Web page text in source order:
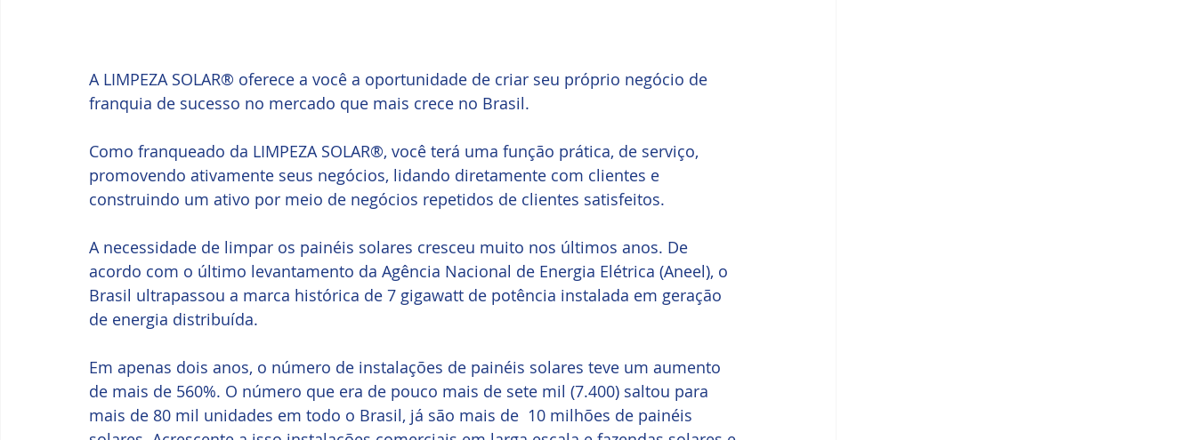
A LIMPEZA SOLAR® oferece a você a oportunidade de criar seu próprio negócio de
franquia de sucesso no mercado que mais crece no Brasil.
Como franqueado da LIMPEZA SOLAR®, você terá uma função prática, de serviço,
promovendo ativamente seus negócios, lidando diretamente com clientes e
construindo um ativo por meio de negócios repetidos de clientes satisfeitos.
A necessidade de limpar os painéis solares cresceu muito nos últimos anos. De
acordo com o último levantamento da Agência Nacional de Energia Elétrica (Aneel), o
Brasil ultrapassou a marca histórica de 7 gigawatt de potência instalada em geração
de energia distribuída.
Em apenas dois anos, o número de instalações de painéis solares teve um aumento
de mais de 560%. O número que era de pouco mais de sete mil (7.400) saltou para
mais de 80 mil unidades em todo o Brasil, já são mais de  10 milhões de painéis